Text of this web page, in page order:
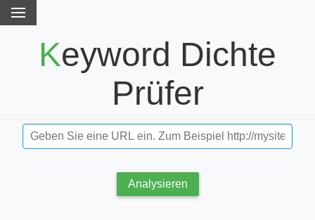
Keyword Dichte
Prüfer
Analysieren